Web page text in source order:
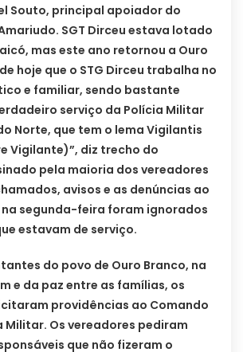
Souto, principal apoiador do
SGT Dirceu estava lotado
mas este ano retornou a Ouro
hoje que o STG Dirceu trabalha no
e familiar, sendo bastante
serviço da Polícia Militar
Norte, que tem o lema Vigilantis
Vigilante)”, diz trecho do
pela maioria dos vereadores
avisos e as denúncias ao
segunda-feira foram ignorados
estavam de serviço.
do povo de Ouro Branco, na
e da paz entre as famílias, os
providências ao Comando
Militar. Os vereadores pediram
que não fizeram o